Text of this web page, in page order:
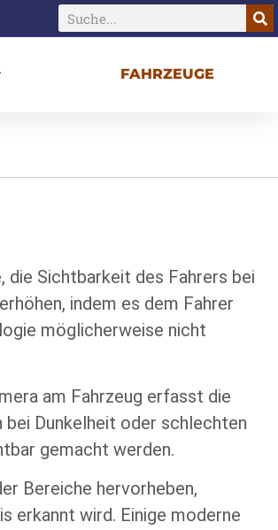
FAHRZEUGE
Sichtbarkeit des Fahrers bei
indem es dem Fahrer
möglicherweise nicht
am Fahrzeug erfasst die
bei Dunkelheit oder schlechten
gemacht werden.
Bereiche hervorheben,
erkannt wird. Einige moderne